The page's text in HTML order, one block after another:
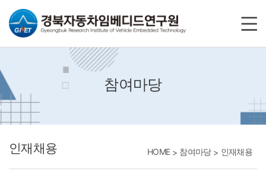
참여마당
인재채용 HOME 참여마당 인재채용